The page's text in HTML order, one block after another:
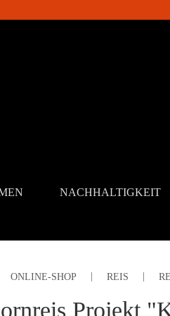
NACHHALTIGKEIT
ONLINE-SHOP REIS
Projekt